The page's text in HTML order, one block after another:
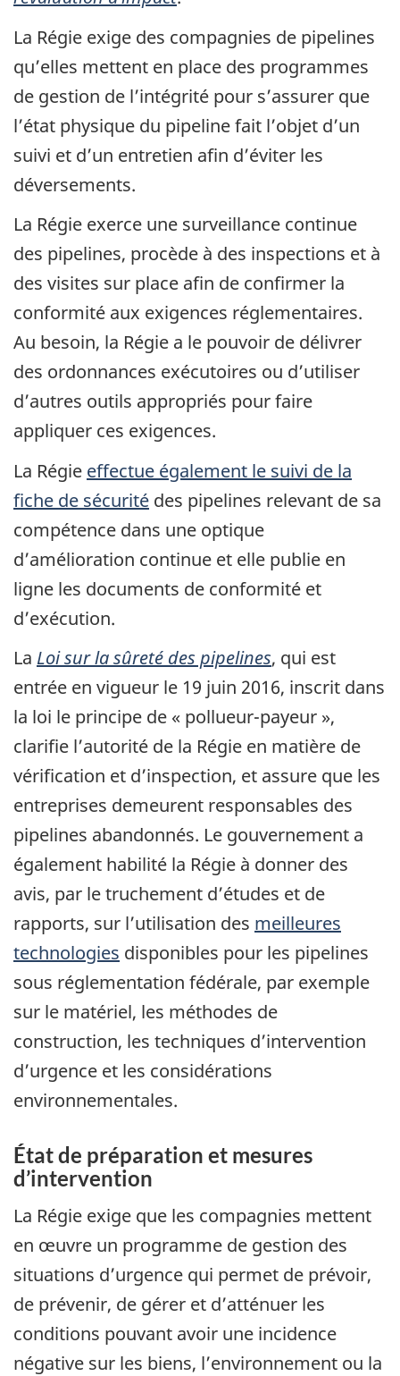
La Régie exige des compagnies de pipelines
qu’elles mettent en place des programmes
de gestion de l’intégrité pour s’assurer que
l’état physique du pipeline fait l’objet d’un
suivi et d’un entretien afin d’éviter les
déversements.
La Régie exerce une surveillance continue
des pipelines, procède à des inspections et à
des visites sur place afin de confirmer la
conformité aux exigences réglementaires.
Au besoin, la Régie a le pouvoir de délivrer
des ordonnances exécutoires ou d’utiliser
d’autres outils appropriés pour faire
appliquer ces exigences.
La Régie effectue également le suivi de la
fiche de sécurité des pipelines relevant de sa
compétence dans une optique
d’amélioration continue et elle publie en
ligne les documents de conformité et
d’exécution.
La Loi sur la sûreté des pipelines, qui est
entrée en vigueur le 19 juin 2016, inscrit dans
la loi le principe de « pollueur-payeur »,
clarifie l’autorité de la Régie en matière de
vérification et d’inspection, et assure que les
entreprises demeurent responsables des
pipelines abandonnés. Le gouvernement a
également habilité la Régie à donner des
avis, par le truchement d’études et de
rapports, sur l’utilisation des meilleures
technologies disponibles pour les pipelines
sous réglementation fédérale, par exemple
sur le matériel, les méthodes de
construction, les techniques d’intervention
d’urgence et les considérations
environnementales.
État de préparation et mesures
d’intervention
La Régie exige que les compagnies mettent
en œuvre un programme de gestion des
situations d’urgence qui permet de prévoir,
de prévenir, de gérer et d’atténuer les
conditions pouvant avoir une incidence
négative sur les biens, l’environnement ou la